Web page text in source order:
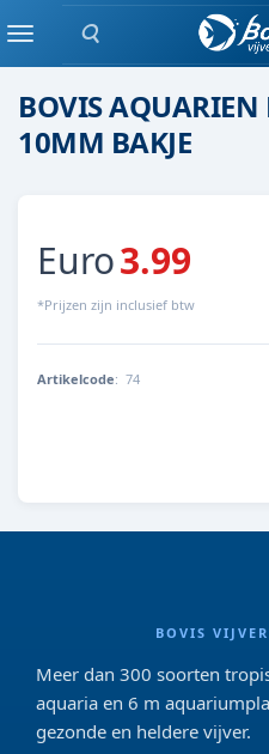
Zoeken
MenuSteen
BOVIS AQUARIEN
10MM BAKJE
Euro3.99
*Prijzen zijn inclusief btw
Artikelcode: 74
BOVIS
Meer dan 300 soorten
aquaria en 6 m
gezonde en heldere vijver.